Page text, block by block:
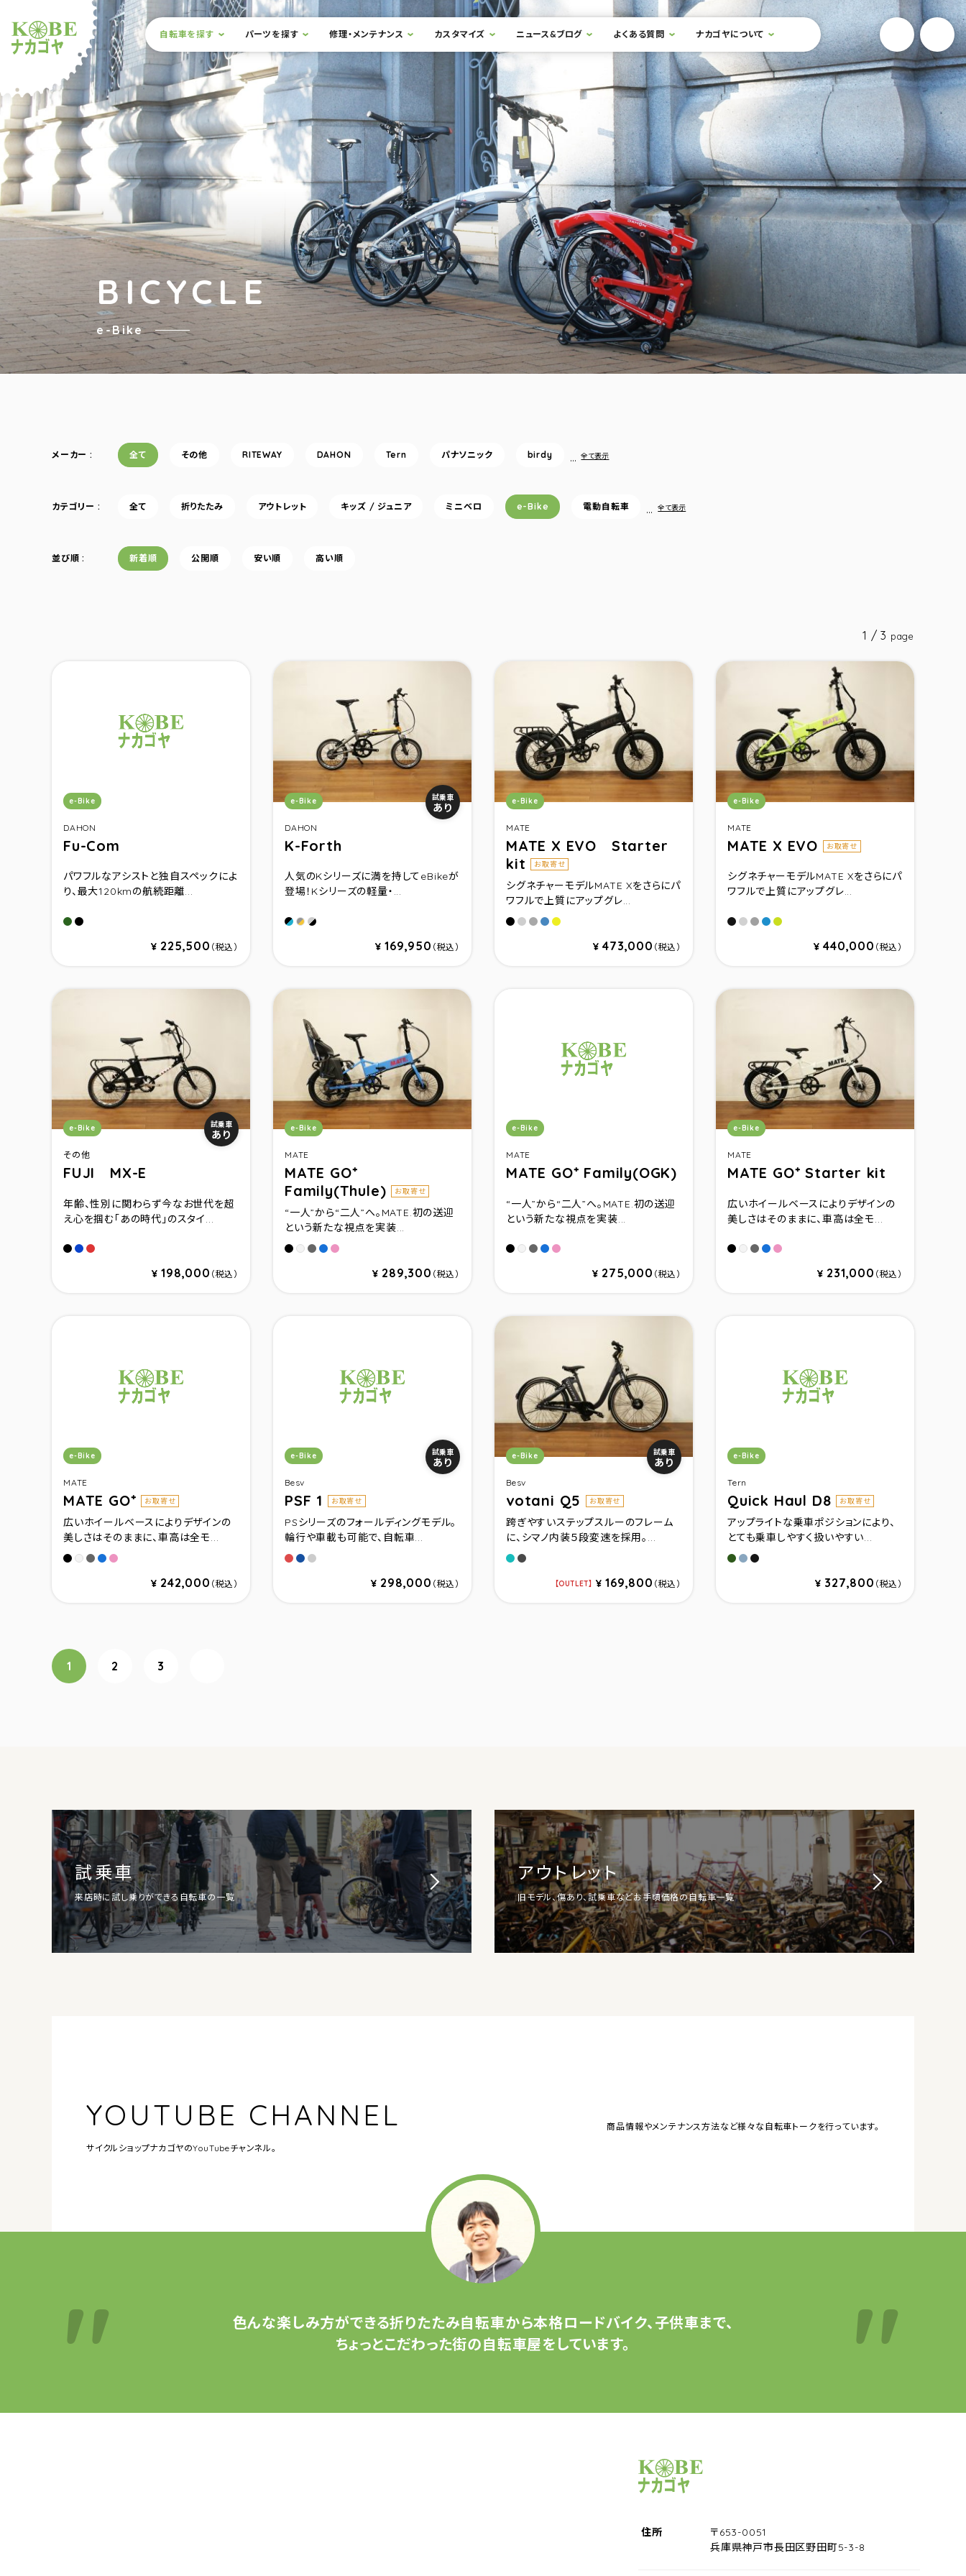
ショップナカゴヤ
サイト内メニュー
本文までスキップ
自転車を探す パーツを探す 修理・メンテナンス カスタマイズ ニュース&ブログ よくある質問 ナカゴヤについて 検索フォームを開閉する YouTube
BICYCLE
e-Bike
メーカー 全て その他 RITEWAY DAHON Tern パナソニック birdy … 全て表示
カテゴリー 全て 折りたたみ アウトレット キッズ / ジュニア ミニベロ e-Bike 電動自転車 … 全て表示
並び順 新着順 公開順 安い順 高い順
1 / 3 page
DAHON
Fu-Com
カテゴリ：
e-Bike
パワフルなアシストと独自スペックによ
り、最大120kmの航続距離...
カーキ
マットブラック
¥ 225,500 （税込）
DAHON
K-Forth
カテゴリ：
e-Bike 試乗車
あり
人気のKシリーズに満を持してeBikeが
登場！Kシリーズの軽量・...
Ocean Blue
Sunset Orange
Ice Breeze
¥169,950 （税込）
MATE
MATE X EVO Starter
kit お取寄せ
カテゴリ：
e-Bike
シグネチャーモデルMATE Xをさらにパ
ワフルで上質にアップグレ...
Subdued Black
Ghost Gravity
Silver Comet
Ocean Shimmer
Citrus Beat
¥473,000 （税込）
MATE
MATE X EVO お取寄せ
カテゴリ：
e-Bike
シグネチャーモデルMATE Xをさらにパ
ワフルで上質にアップグレ...
Subdued Black
Ghost Gravity
Silver Comet
Ocean Shimmer
Citrus Beat
¥440,000 （税込）
その他
FUJI MX-E
カテゴリ：
e-Bike 試乗車
あり
年齢、性別に関わらず今なお世代を超
え心を掴む「あの時代」のスタイ...
Black
OG Blue
OG Red
¥198,000 （税込）
MATE
MATE GO⁺
Family(Thule) お取寄せ
カテゴリ：
e-Bike
“⼀⼈”から“⼆⼈”へ。MATE.初の送迎
という新たな視点を実装...
Subdued Black
Cloud Mist
Shadow GIow
Neon Dream
Velvet Blush
¥ 289,300 （税込）
MATE
MATE GO⁺ Family(OGK)
カテゴリ：
e-Bike
“⼀⼈”から“⼆⼈”へ。MATE.初の送迎
という新たな視点を実装...
Subdued Black
Cloud Mist
Shadow Glow
Neon Dream
Velvet Blush
¥ 275,000 （税込）
MATE
MATE GO⁺ Starter kit
カテゴリ：
e-Bike
広いホイールベースによりデザインの
美しさはそのままに、車高は全モ...
Subdued Black
Cloud Mist
Shadow Glow
Neon Dream
Velvet Blush
¥ 231,000 （税込）
MATE
MATE GO⁺ お取寄せ
カテゴリ：
e-Bike
広いホイールベースによりデザインの
美しさはそのままに、車高は全モ...
Subdued Black
Cloud Mist
Shadow Glow
Neon Dream
Velvet Blush
¥ 242,000 （税込）
Besv
PSF 1 お取寄せ
カテゴリ：
e-Bike 試乗車
あり
PSシリーズのフォールディングモデル。
輪行や車載も可能で、自転車...
シャドーレッドメタリック
シャドーブルーメタリック
シャドーグレーメタリック
¥ 298,000 （税込）
Besv
votani Q5 お取寄せ
カテゴリ：
e-Bike 試乗車
あり
跨ぎやすいステップスルーのフレーム
に、シマノ内装５段変速を採用。...
ライトブルーメタリック
メタリックグレー
OUTLET ¥169,800 （税込）
Tern
Quick Haul D8 お取寄せ
カテゴリ：
e-Bike
アップライトな乗車ポジションにより、
とても乗車しやすく扱いやすい...
マットオリーブ
グロスブルーグレー
マットブラック
¥ 327,800 （税込）
投稿ナビゲーション
1 2 3
試乗車
来店時に試し乗りができる自転車の一覧
アウトレット
旧モデル、傷あり、試乗車などお手頃価格の自転車一覧
YOUTUBE CHANNEL
サイクルショップナカゴヤのYouTubeチャンネル。
商品情報やメンテナンス方法など様々な自転車トークを行っています。
色んな楽しみ方ができる折りたたみ自転車から本格ロードバイク、子供車まで、
ちょっとこだわった街の自転車屋をしています。
サイクルショップナカゴヤ
住所
〒653-0051
兵庫県神戸市長田区野田町5-3-8